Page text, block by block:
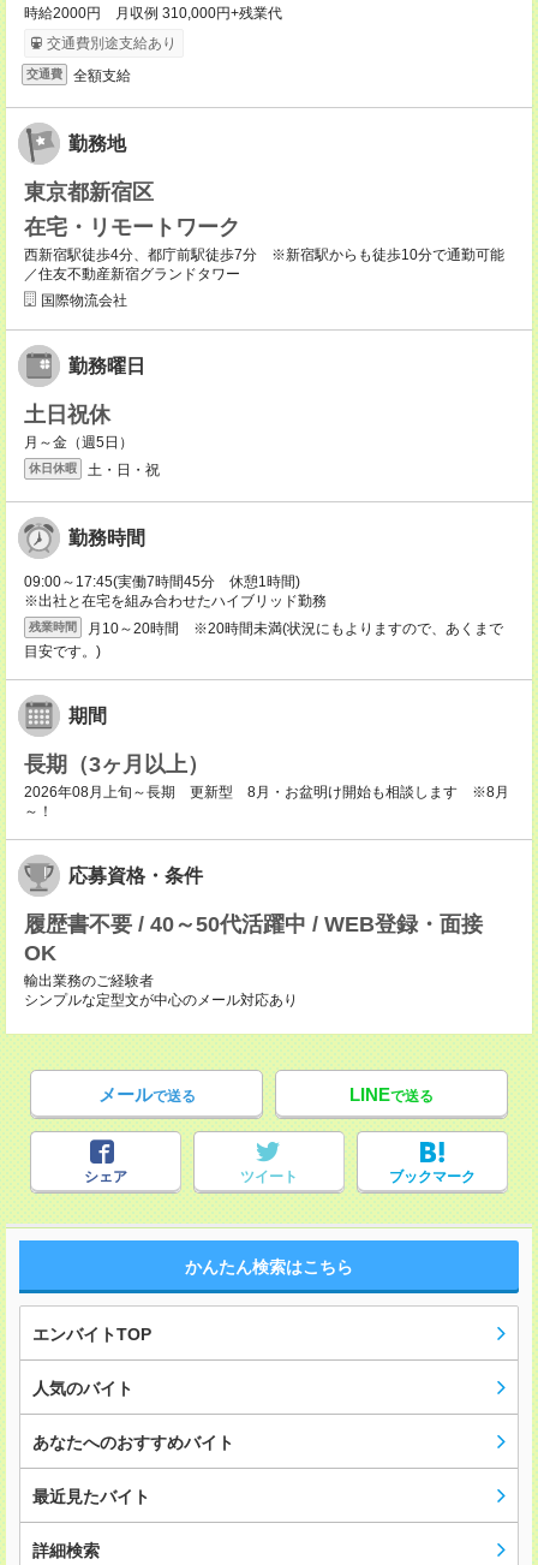
時給2000円 月収例 310,000円+残業代
交通費別途支給あり
交通費 全額支給
勤務地
東京都新宿区
在宅・リモートワーク
西新宿駅徒歩4分、都庁前駅徒歩7分 ※新宿駅からも徒歩10分で通勤可能
／住友不動産新宿グランドタワー
国際物流会社
勤務曜日
土日祝休
月～金（週5日）
休日休暇 土・日・祝
勤務時間
09:00～17:45(実働7時間45分 休憩1時間)
※出社と在宅を組み合わせたハイブリッド勤務
残業時間
月10～20時間 ※20時間未満(状況にもよりますので、あくまで
目安です。)
期間
長期（3ヶ月以上）
2026年08月上旬～長期 更新型 8月・お盆明け開始も相談します ※8月
～！
応募資格・条件
履歴書不要 / 40～50代活躍中 / WEB登録・面接
OK
輸出業務のご経験者
シンプルな定型文が中心のメール対応あり
メールで送る LINEで送る
シェア ツイート ブックマーク
かんたん検索はこちら
エンバイトTOP
人気のバイト
あなたへのおすすめバイト
最近見たバイト
詳細検索